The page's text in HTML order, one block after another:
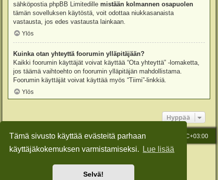
Tämä sivusto käyttää evästeitä parhaan
käyttäjäkokemuksen varmistamiseksi.
Lue lisää
Selvä!
sähköpostia phpBB Limitedille mistään kolmannen osapuolen
tämän sovelluksen käytöstä, voit odottaa niukkasanaista
vastausta, jos edes vastausta lainkaan.
Ylös
Kuinka otan yhteyttä foorumin ylläpitäjään?
Kaikki foorumin käyttäjät voivat käyttää “Ota yhteyttä” -lomaketta,
jos täämä vaihtoehto on foorumin ylläpitäjän mahdollistama.
Foorumin käyttäjät voivat käyttää myös “Tiimi”-linkkiä.
Ylös
Hyppää
Etusivu Kaikki ajat ovat UTC+03:00
Viesti Ylläpidolle
Keskustelufoorumin ohjelmistophpBB® Forum Software © phpBB Limited